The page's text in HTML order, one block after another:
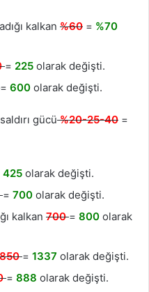
kalkan %60 = %70
= 225 olarak değişti.
= 600 olarak değişti.
gücü%20-25-40 =
425 olarak değişti.
= 700 olarak değişti.
kalkan 700 = 800 olarak
850 = 1337 olarak değişti.
= 888 olarak değişti.